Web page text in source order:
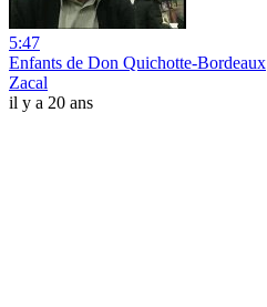
5:47
Enfants de Don Quichotte-Bordeaux
Zacal
il y a 20 ans